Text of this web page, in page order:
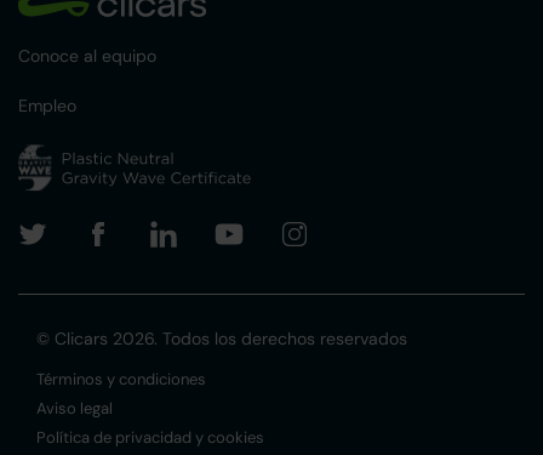
Conoce al equipo
Empleo
© Clicars 2026. Todos los derechos reservados
Términos y condiciones
Aviso legal
Política de privacidad y cookies